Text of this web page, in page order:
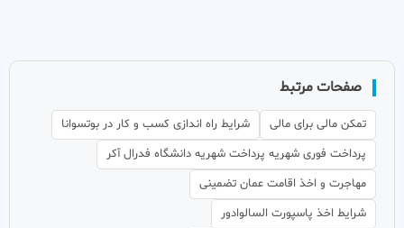
صفحات مرتبط
تمکن مالی برای مالی
شرایط راه اندازی کسب و کار در بوتسوانا
پرداخت فوری شهریه پرداخت شهریه دانشگاه فدرال آکر
مهاجرت و اخذ اقامت عمان تضمینی
شرایط اخذ پاسپورت السالوادور